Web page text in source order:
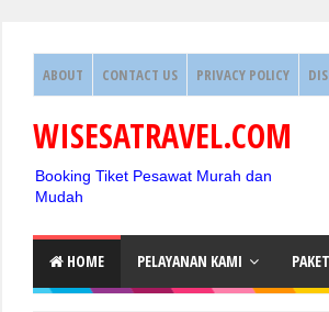
ABOUT CONTACT US PRIVACY POLICY
WISESATRAVEL.COM
Booking Tiket Pesawat Murah dan
Mudah
HOME PELAYANAN KAMI